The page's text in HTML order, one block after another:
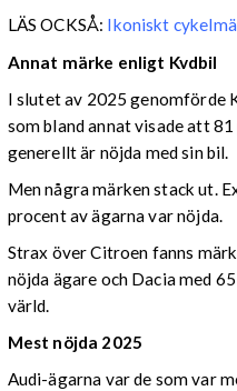
LÄS OCKSÅ: Ikoniskt
Annat märke enligt Kvdbil
I slutet av 2025 genomförde
som bland annat visade att
generellt är nöjda med sin bil.
Men några märken stack ut.
procent av ägarna var nöjda.
Strax över Citroen fanns
nöjda ägare och Dacia med
värld.
Mest nöjda 2025
Audi-ägarna var de som var